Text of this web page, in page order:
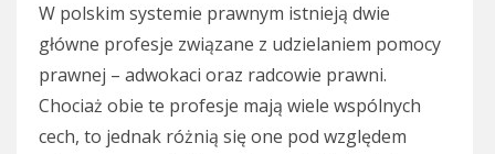
W polskim systemie prawnym istnieją dwie
główne profesje związane z udzielaniem pomocy
prawnej – adwokaci oraz radcowie prawni.
Chociaż obie te profesje mają wiele wspólnych
cech, to jednak różnią się one pod względem